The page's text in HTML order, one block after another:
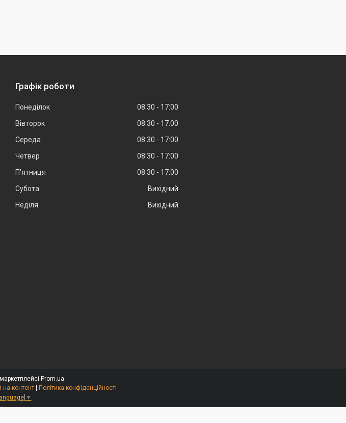
Графік роботи
Понеділок 08:30
17:00
Вівторок
08:30
17:00
Середа
08:30
17:00
Четвер
08:30
17:00
Пʼятниця
08:30
17:00
Субота
Вихідний
Неділя
Вихідний
Prom.ua
контент | Політика конфіденційності
▼